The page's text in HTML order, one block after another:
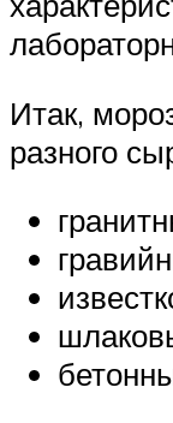
Итак,
разного